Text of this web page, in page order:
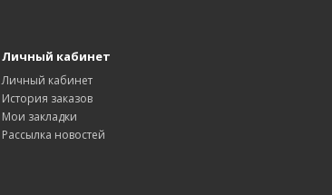
Личный кабинет
Личный кабинет
История заказов
Мои закладки
Рассылка новостей